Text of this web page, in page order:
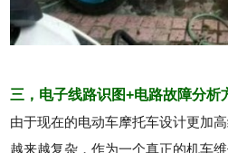
三，电子线路识图+电路故障分析
由于现在的电动车摩托车设计更加
越来越复杂，作为一个真正的机车